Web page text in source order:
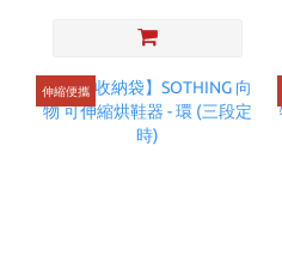
伸縮便攜